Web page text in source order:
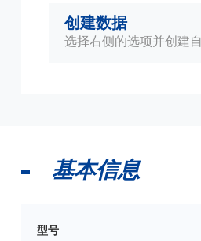
创建数据
选择右侧的选项并创建
基本信息
型号